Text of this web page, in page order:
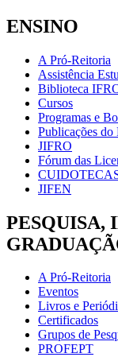
ENSINO
A Pró-Reitoria
Assistência
Biblioteca
Cursos
Programas e
Publicações do
JIFRO
Fórum das
JIFEN
PESQUISA,
A Pró-Reitoria
Eventos
Livros e
Certificados
Grupos de
PROFEPT